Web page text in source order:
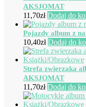
AKSJOMAT
11,70zł Dodaj do
Pojazdy album z
10,40zł Dodaj do
Strefa zwierzaka
AKSJOMAT
11,70zł Dodaj do